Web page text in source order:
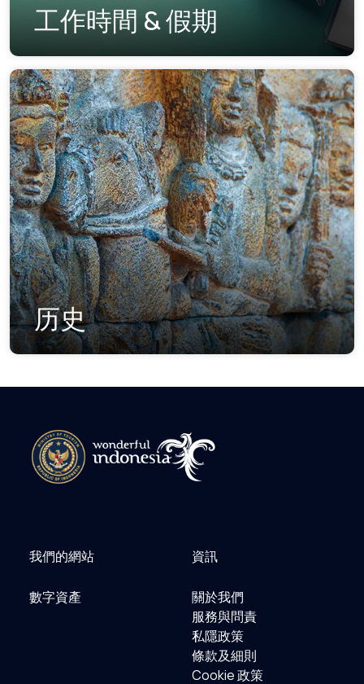
工作時間 & 假期
历史
我們的網站
數字資產
資訊
關於我們
服務與問責
私隱政策
條款及細則
Cookie 政策